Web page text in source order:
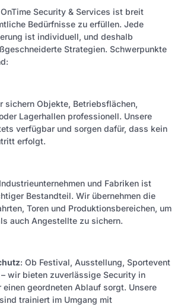
Security & Services ist breit
Bedürfnisse zu erfüllen. Jede
ist individuell, und deshalb
Strategien. Schwerpunkte
sichern Objekte, Betriebsflächen,
Lagerhallen professionell. Unsere
verfügbar und sorgen dafür, dass kein
erfolgt.
und Fabriken ist
Bestandteil. Wir übernehmen die
Toren und Produktionsbereichen, um
auch Angestellte zu sichern.
: Ob Festival, Ausstellung, Sportevent
wir bieten zuverlässige Security in
einen geordneten Ablauf sorgt. Unsere
trainiert im Umgang mit